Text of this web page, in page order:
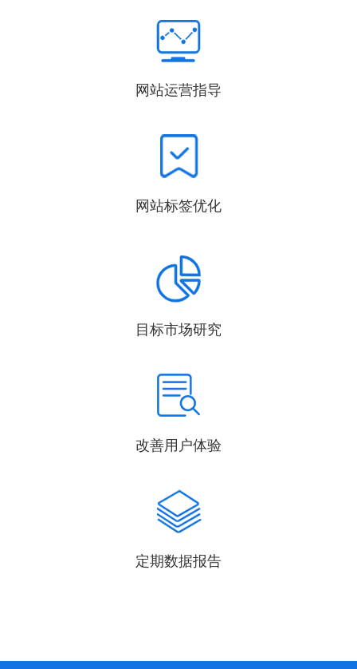
网站运营指导
网站标签优化
目标市场研究
改善用户体验
定期数据报告